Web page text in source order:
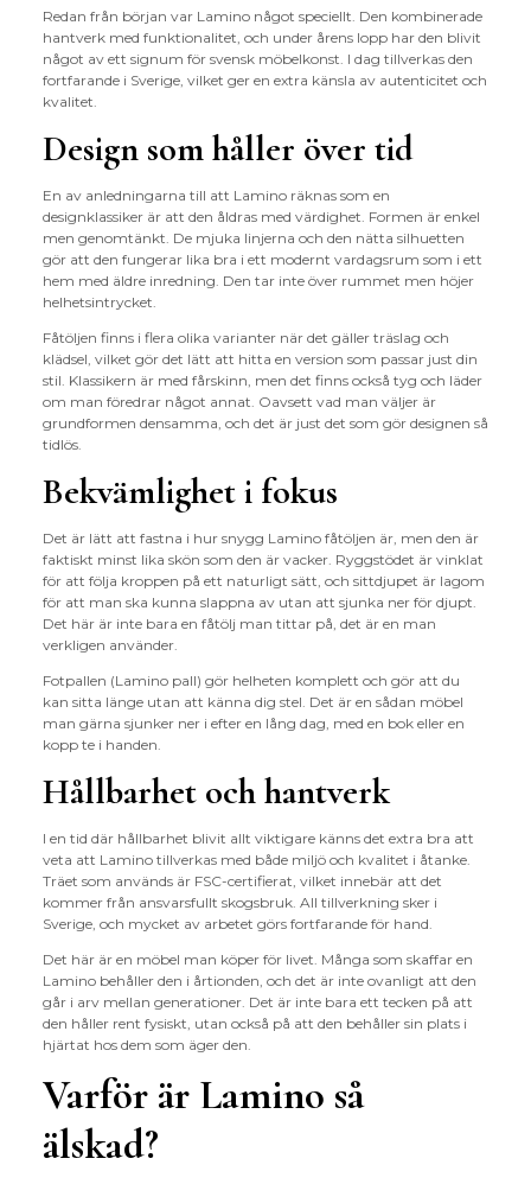
Redan från början var Lamino något speciellt. Den kombinerade
hantverk med funktionalitet, och under årens lopp har den blivit
något av ett signum för svensk möbelkonst. I dag tillverkas den
fortfarande i Sverige, vilket ger en extra känsla av autenticitet och
kvalitet.
Design som håller över tid
En av anledningarna till att Lamino räknas som en
designklassiker är att den åldras med värdighet. Formen är enkel
men genomtänkt. De mjuka linjerna och den nätta silhuetten
gör att den fungerar lika bra i ett modernt vardagsrum som i ett
hem med äldre inredning. Den tar inte över rummet men höjer
helhetsintrycket.
Fåtöljen finns i flera olika varianter när det gäller träslag och
klädsel, vilket gör det lätt att hitta en version som passar just din
stil. Klassikern är med fårskinn, men det finns också tyg och läder
om man föredrar något annat. Oavsett vad man väljer är
grundformen densamma, och det är just det som gör designen så
tidlös.
Bekvämlighet i fokus
Det är lätt att fastna i hur snygg Lamino fåtöljen är, men den är
faktiskt minst lika skön som den är vacker. Ryggstödet är vinklat
för att följa kroppen på ett naturligt sätt, och sittdjupet är lagom
för att man ska kunna slappna av utan att sjunka ner för djupt.
Det här är inte bara en fåtölj man tittar på, det är en man
verkligen använder.
Fotpallen (Lamino pall) gör helheten komplett och gör att du
kan sitta länge utan att känna dig stel. Det är en sådan möbel
man gärna sjunker ner i efter en lång dag, med en bok eller en
kopp te i handen.
Hållbarhet och hantverk
I en tid där hållbarhet blivit allt viktigare känns det extra bra att
veta att Lamino tillverkas med både miljö och kvalitet i åtanke.
Träet som används är FSC-certifierat, vilket innebär att det
kommer från ansvarsfullt skogsbruk. All tillverkning sker i
Sverige, och mycket av arbetet görs fortfarande för hand.
Det här är en möbel man köper för livet. Många som skaffar en
Lamino behåller den i årtionden, och det är inte ovanligt att den
går i arv mellan generationer. Det är inte bara ett tecken på att
den håller rent fysiskt, utan också på att den behåller sin plats i
hjärtat hos dem som äger den.
Varför är Lamino så
älskad?